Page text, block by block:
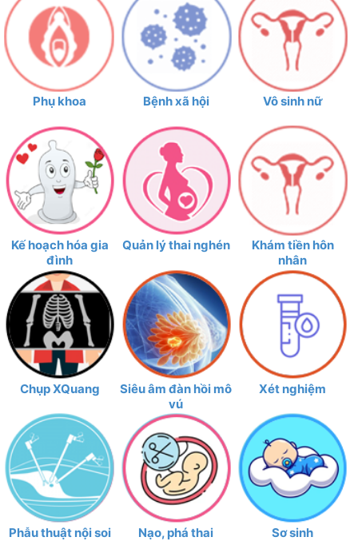
Phụ khoa Bệnh xã hội Vô sinh nữ
Kế hoạch hóa gia
đình
Quản lý thai nghén
Khám tiền hôn
nhân
Chụp XQuang
Siêu âm đàn hồi mô
vú
Xét nghiệm
Phẫu thuật nội soi Nạo, phá thai Sơ sinh